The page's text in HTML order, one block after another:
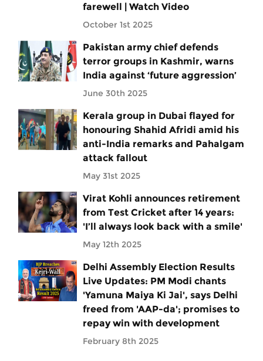
farewell | Watch Video
October 1st 2025
Pakistan army chief defends
terror groups in Kashmir, warns
India against ‘future aggression’
June 30th 2025
Kerala group in Dubai flayed for
honouring Shahid Afridi amid his
anti-India remarks and Pahalgam
attack fallout
May 31st 2025
Virat Kohli announces retirement
from Test Cricket after 14 years:
'I’ll always look back with a smile'
May 12th 2025
Delhi Assembly Election Results
Live Updates: PM Modi chants
'Yamuna Maiya Ki Jai', says Delhi
freed from 'AAP-da'; promises to
repay win with development
February 8th 2025